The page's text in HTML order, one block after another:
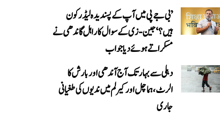
’بی جے پی میں آپ کے پسندیدہ لیڈر کون
ہیں؟‘ جین-زی کے سوال کا راہل گاندھی نے
مسکراتے ہوئے دیا جواب
دہلی سے بہار تک آج آندھی اور بارش کا
الرٹ، ہماچل اور کیرلم میں ندیوں کی طغیانی
جاری